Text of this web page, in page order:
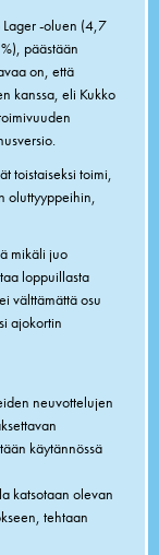
-oluen (4,7
päästään
on, että
kanssa, eli Kukko
toistaiseksi toimi,
oluttyyppeihin,
mikäli juo
loppuillasta
välttämättä osu
ajokortin
neuvottelujen
käytännössä
katsotaan olevan
tehtaan